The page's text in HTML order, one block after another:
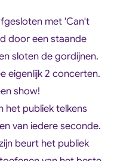
met 'Can't
door een staande
sloten de gordijnen.
eigenlijk 2 concerten.
show!
het publiek telkens
van iedere seconde.
beurt het publiek